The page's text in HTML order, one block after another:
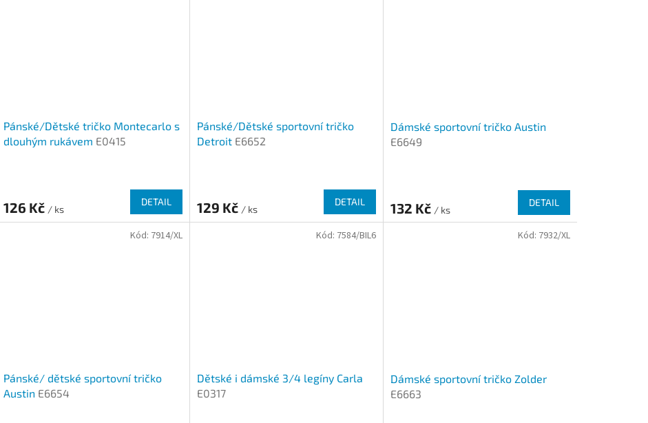
Pánské/Dětské tričko Montecarlo s
dlouhým rukávem E0415
126 Kč / ks
DETAIL
Pánské/Dětské sportovní tričko
Detroit E6652
129 Kč / ks
DETAIL
Dámské sportovní tričko Austin
E6649
132 Kč / ks
DETAIL
Pánské/ dětské sportovní tričko
Austin E6654
Kód: 7914/XL
Dětské i dámské 3/4 legíny Carla
E0317
Kód: 7584/BIL6
Dámské sportovní tričko Zolder
E6663
Kód: 7932/XL